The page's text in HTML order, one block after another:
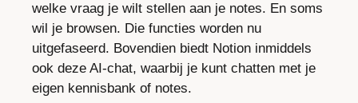
welke vraag je wilt stellen aan je notes. En soms
wil je browsen. Die functies worden nu
uitgefaseerd. Bovendien biedt Notion inmiddels
ook deze AI-chat, waarbij je kunt chatten met je
eigen kennisbank of notes.